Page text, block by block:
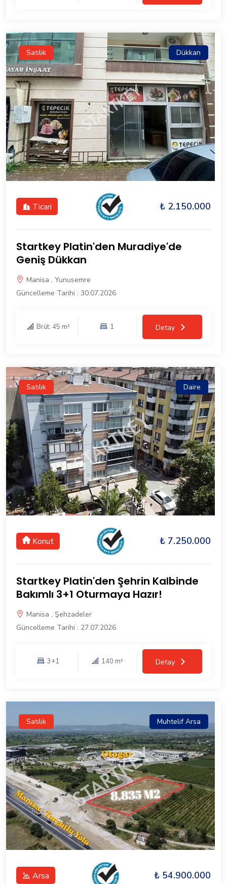
Satılık Dükkan
Ticari ₺ 2.150.000
Startkey Platin'den Muradiye'de
Geniş Dükkan
Manisa , Yunusemre
Güncelleme Tarihi : 30.07.2026
Brüt: 45 m² 1 Detay
Satılık Daire
Konut ₺ 7.250.000
Startkey Platin'den Şehrin Kalbinde
Bakımlı 3+1 Oturmaya Hazır!
Manisa , Şehzadeler
Güncelleme Tarihi : 27.07.2026
3+1 140 m² Detay
Satılık Muhtelif Arsa
Arsa ₺ 54.900.000